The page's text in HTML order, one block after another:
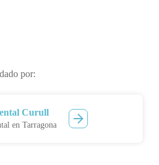
por:
Curull
en Tarragona